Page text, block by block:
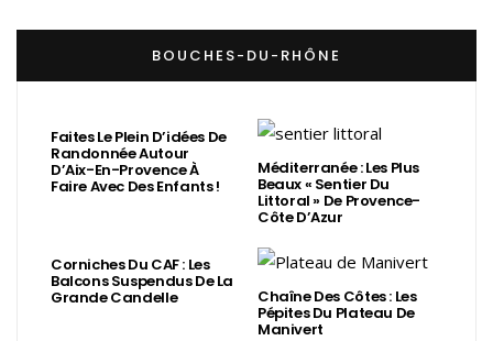
BOUCHES-DU-RHÔNE
Faites Le Plein D’idées De
Randonnée Autour
D’Aix-En-Provence À
Faire Avec Des Enfants !
Méditerranée : Les Plus
Beaux « Sentier Du
Littoral » De Provence-
Côte D’Azur
Corniches Du CAF : Les
Balcons Suspendus De La
Grande Candelle Chaîne Des Côtes : Les
Pépites Du Plateau De
Manivert